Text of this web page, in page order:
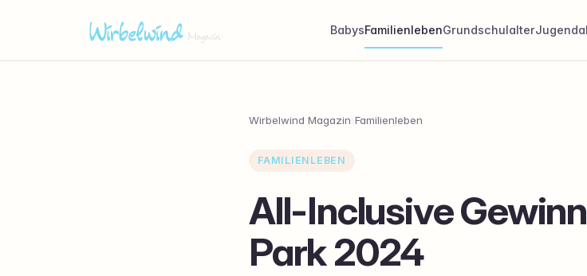
BabysFamilienlebenGrundschulalter
Wirbelwind Magazin›Familienleben
FAMILIENLEBEN
All-Inclusive
Park 2024